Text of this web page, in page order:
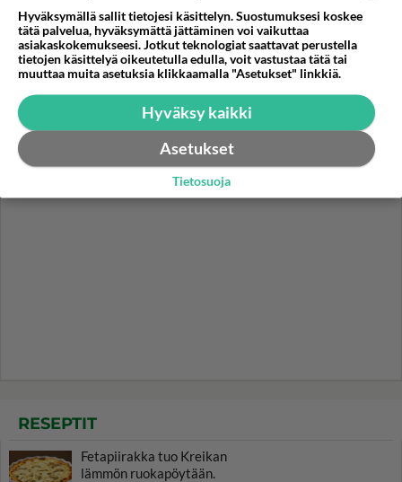
Danny, 83, teki yllättävän
teon - Missä on 25-vuotias
Helmi Loukasmäki?
RESEPTIT
Fetapiirakka tuo Kreikan
lämmön ruokapöytään.
Hyväksymällä sallit tietojesi käsittelyn. Suostumuksesi koskee
tätä palvelua, hyväksymättä jättäminen voi vaikuttaa
asiakaskokemukseesi. Jotkut teknologiat saattavat perustella
tietojen käsittelyä oikeutetulla edulla, voit vastustaa tätä tai
muuttaa muita asetuksia klikkaamalla "Asetukset" linkkiä.
Hyväksy kaikki
Asetukset
Tietosuoja